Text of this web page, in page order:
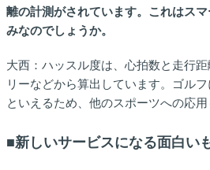
離の計測がされています。これはス
みなのでしょうか。
大西：ハッスル度は、心拍数と走行
リーなどから算出しています。ゴル
といえるため、他のスポーツへの応用
■新しいサービスになる面白い